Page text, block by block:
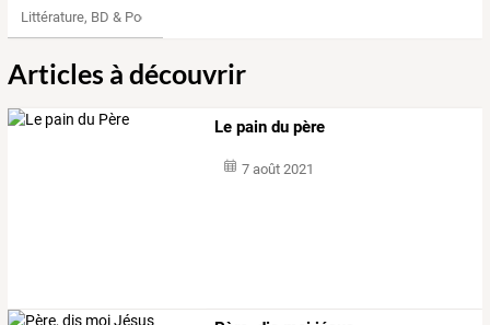
Littérature, BD & Poésie
Articles à découvrir
Le pain du père
7 août 2021